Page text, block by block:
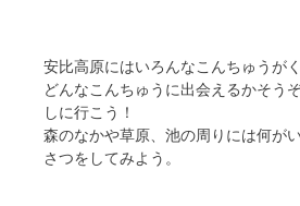
安比高原にはいろんなこんちゅうが
どんなこんちゅうに出会えるかそう
しに行こう！
森のなかや草原、池の周りには何が
さつをしてみよう。